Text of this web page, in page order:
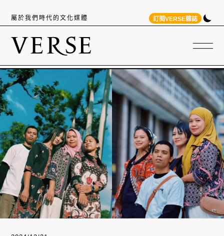
屬於我們時代的文化媒體 訂閱VERSE雜誌